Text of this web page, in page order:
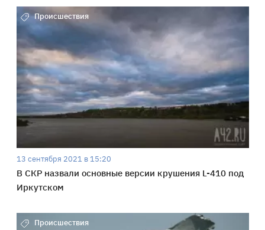
Происшествия
13 сентября 2021 в 15:20
В СКР назвали основные версии крушения L-410 под
Иркутском
Происшествия